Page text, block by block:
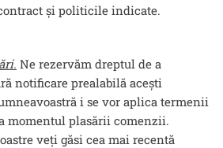
și politicile indicate.
Ne rezervăm dreptul de a
notificare prealabilă acești
i se vor aplica termenii
momentul plasării comenzii.
veți găsi cea mai recentă